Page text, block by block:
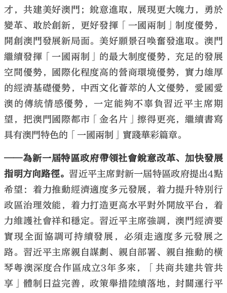
才，共建美好澳門；銳意進取，展現更大魄力，勇於
變革、敢於創新，更好發揮「一國兩制」制度優勢，
開創澳門發展新局面。美好願景召喚奮發進取。澳門
繼續發揮「一國兩制」的最大制度優勢，充足的發展
空間優勢，國際化程度高的營商環境優勢，實力雄厚
的經濟基礎優勢，中西文化薈萃的人文優勢，愛國愛
澳的傳統情感優勢，一定能夠不辜負習近平主席期
望，把澳門國際都市「金名片」擦得更亮，繼續書寫
具有澳門特色的「一國兩制」實踐華彩篇章。
——為新一屆特區政府帶領社會銳意改革、加快發展
指明方向路徑。 習近平主席對新一屆特區政府提出4點
希望：着力推動經濟適度多元發展，着力提升特別行
政區治理效能，着力打造更高水平對外開放平台，着
力維護社會祥和穩定。習近平主席強調，澳門經濟要
實現全面協調可持續發展，必須走適度多元發展之
路。習近平主席親自謀劃、親自部署、親自推動的橫
琴粵澳深度合作區成立3年多來，「共商共建共管共
享」體制日益完善，政策舉措陸續落地，封關運行平